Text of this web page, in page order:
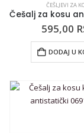
ČEŠLJEVI ZA
595,00
DODAJ U